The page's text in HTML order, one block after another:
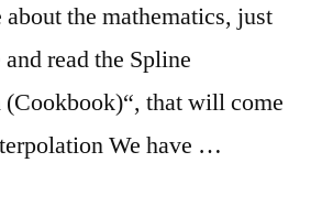
the mathematics, just
read the Spline
that will come
We have …